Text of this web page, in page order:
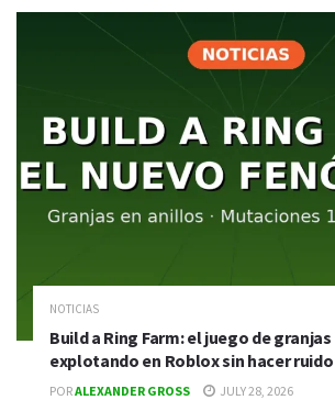
NOTICIAS
Build a Ring Farm: el juego de
explotando en Roblox sin hacer ruido
PORALEXANDER GROSS JULY 28, 2026